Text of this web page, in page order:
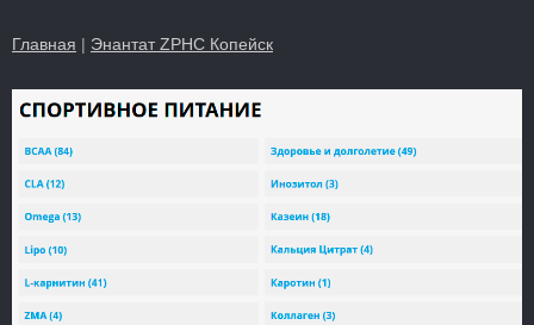
Главная | Энантат ZPHC Копейск